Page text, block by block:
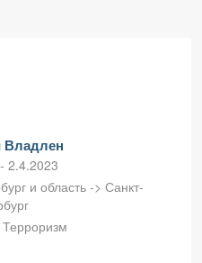
Владлен
2.4.2023
и область -> Санкт-